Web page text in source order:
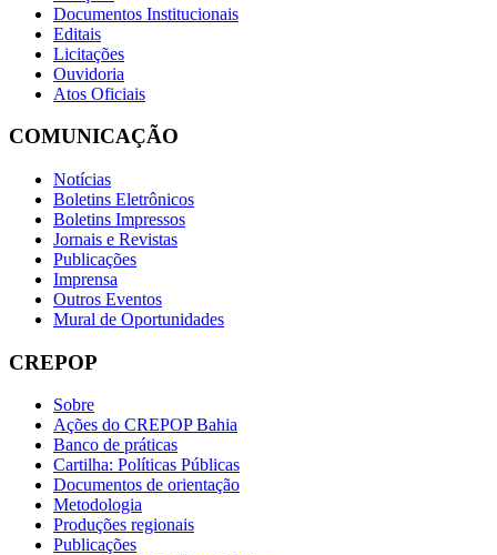
Documentos Institucionais
Editais
Licitações
Ouvidoria
Atos Oficiais
COMUNICAÇÃO
Notícias
Boletins Eletrônicos
Boletins Impressos
Jornais e Revistas
Publicações
Imprensa
Outros Eventos
Mural de Oportunidades
CREPOP
Sobre
Ações do CREPOP Bahia
Banco de práticas
Cartilha: Políticas Públicas
Documentos de orientação
Metodologia
Produções regionais
Publicações